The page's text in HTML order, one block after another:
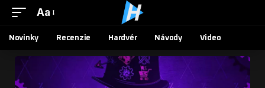
Aa
Novinky Recenzie Hardvér Návody Video